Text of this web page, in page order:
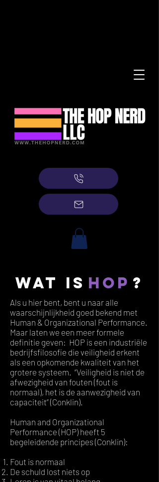
Wat is HOP ?
Als u hier bent, bent u naar alle
waarschijnlijkheid goed bekend met
Human & Organizational Performance.
Maar laten we een meer formele
definitie geven: HOP is een industriële
bedrijfsfilosofie die veiligheid erkent
als een opkomende kwaliteit van het
grotere systeem. “Veiligheid is niet de
afwezigheid van fouten (fout is
normaal), het is de aanwezigheid van
capaciteit” (Conklin).
Human and Organizational
Performance (HOP) heeft 5
begeleidende principes (Conklin):
Fout is normaal
De schuld lost niets op